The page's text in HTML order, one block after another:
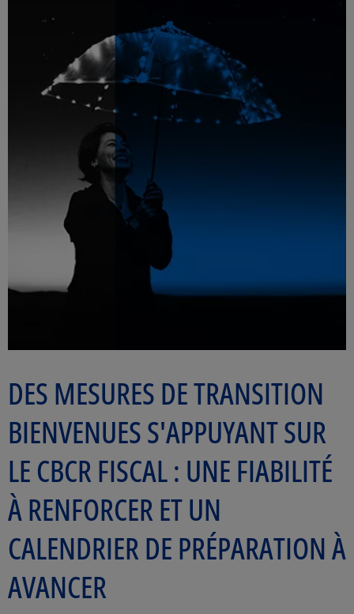
DES MESURES DE TRANSITION
BIENVENUES S'APPUYANT SUR
LE CBCR FISCAL : UNE FIABILITÉ
À RENFORCER ET UN
CALENDRIER DE PRÉPARATION À
AVANCER